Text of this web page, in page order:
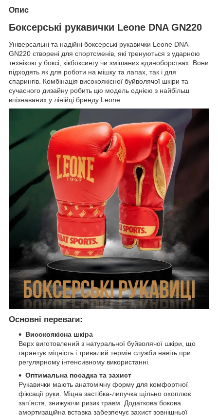
Опис
Боксерські рукавички Leone DNA GN220
Універсальні та надійні боксерські рукавички Leone DNA
GN220 створені для спортсменів, які тренуються з ударною
технікою у боксі, кікбоксингу чи змішаних єдиноборствах. Вони
підходять як для роботи на мішку та лапах, так і для
спарингів. Комбінація високоякісної буйволячої шкіри та
сучасного дизайну робить цю модель однією з найбільш
впізнаваних у лінійці бренду Leone.
Основні переваги:
Високоякісна шкіра
Верх виготовлений з натуральної буйволячої шкіри, що
гарантує міцність і тривалий термін служби навіть при
регулярному інтенсивному використанні.
Оптимальна посадка та захист
Рукавички мають анатомічну форму для комфортної
фіксації руки. Міцна застібка-липучка щільно охоплює
зап’ястя, знижуючи ризик травм. Додаткова бокова
амортизаційна вставка забезпечує захист зовнішньої